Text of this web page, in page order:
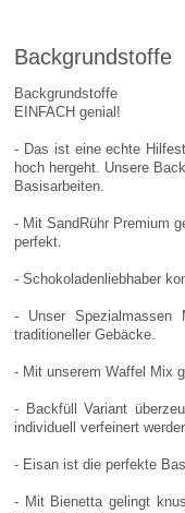
Backgrundstoffe
Backgrundstoffe
EINFACH genial!
- Das ist eine echte
hoch hergeht. Unsere
Basisarbeiten.
- Mit SandRühr Premium
perfekt.
- Schokoladenliebhaber
- Unser Spezialmassen
traditioneller Gebäcke.
- Mit unserem Waffel Mix
- Backfüll Variant
individuell verfeinert
- Eisan ist die perfekte
- Mit Bienetta gelingt